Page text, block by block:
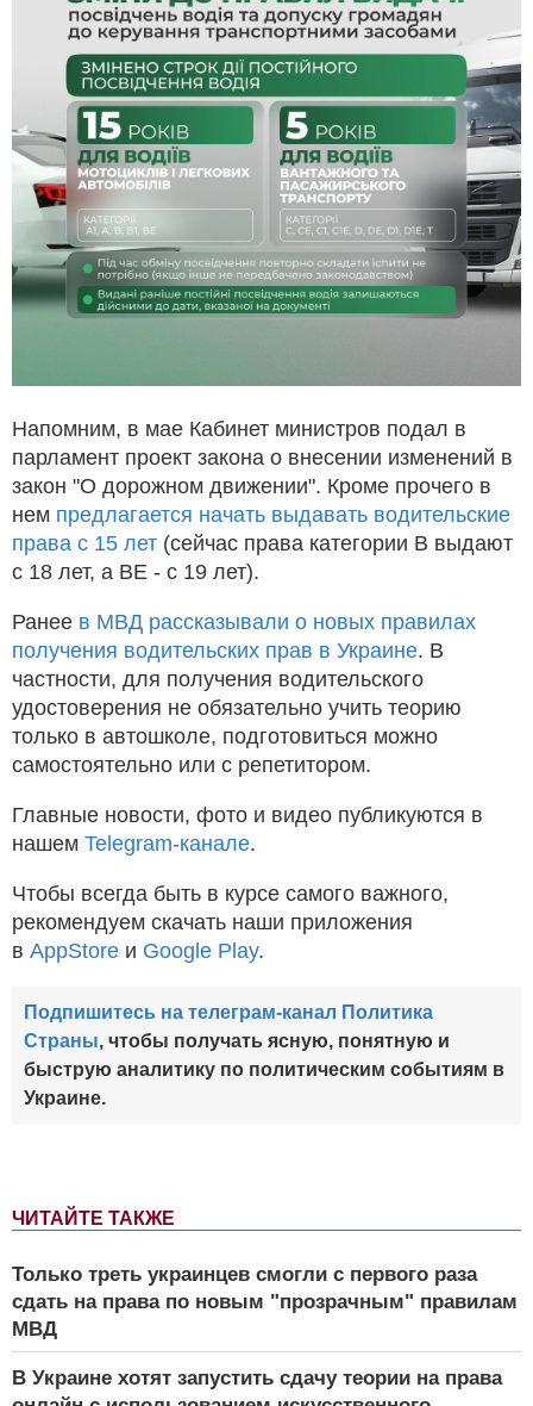
ЧИТАЙТЕ ТАКЖЕ
Только треть украинцев смогли с первого раза
сдать на права по новым "прозрачным" правилам
МВД
В Украине хотят запустить сдачу теории на права
Напомним, в мае Кабинет министров подал в
парламент проект закона о внесении изменений в
закон "О дорожном движении". Кроме прочего в
нем предлагается начать выдавать водительские
права с 15 лет (сейчас права категории B выдают
с 18 лет, а BE - с 19 лет).
Ранее в МВД рассказывали о новых правилах
получения водительских прав в Украине. В
частности, для получения водительского
удостоверения не обязательно учить теорию
только в автошколе, подготовиться можно
самостоятельно или с репетитором.
Главные новости, фото и видео публикуются в
нашем Telegram-канале.
Чтобы всегда быть в курсе самого важного,
рекомендуем скачать наши приложения
в AppStore и Google Play.
Подпишитесь на телеграм-канал Политика
Страны, чтобы получать ясную, понятную и
быструю аналитику по политическим событиям в
Украине.